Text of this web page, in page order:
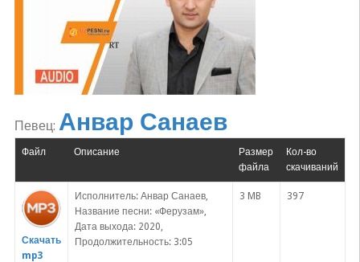
Певец: Анвар Санаев
Файл Описание
Размер
файла
Кол-во
скачиваний
Скачать
mp3
Исполнитель: Анвар Санаев,
Название песни: «Ферузам»,
Дата выхода: 2020,
Продолжительность: 3:05
3 MB 397